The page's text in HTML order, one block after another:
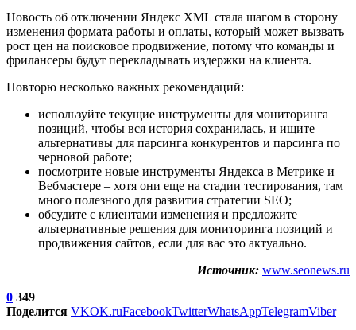
Новость об отключении Яндекс XML стала шагом в сторону
изменения формата работы и оплаты, который может вызвать
рост цен на поисковое продвижение, потому что команды и
фрилансеры будут перекладывать издержки на клиента.
Повторю несколько важных рекомендаций:
используйте текущие инструменты для мониторинга
позиций, чтобы вся история сохранилась, и ищите
альтернативы для парсинга конкурентов и парсинга по
черновой работе;
посмотрите новые инструменты Яндекса в Метрике и
Вебмастере – хотя они еще на стадии тестирования, там
много полезного для развития стратегии SEO;
обсудите с клиентами изменения и предложите
альтернативные решения для мониторинга позиций и
продвижения сайтов, если для вас это актуально.
Источник: www.seonews.ru
0 349
Поделится VKOK.ruFacebookTwitterWhatsAppTelegramViber